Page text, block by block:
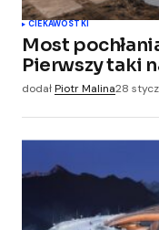
CIEKAWOSTKI
Most
Pierwszy taki
dodałPiotr Malina28